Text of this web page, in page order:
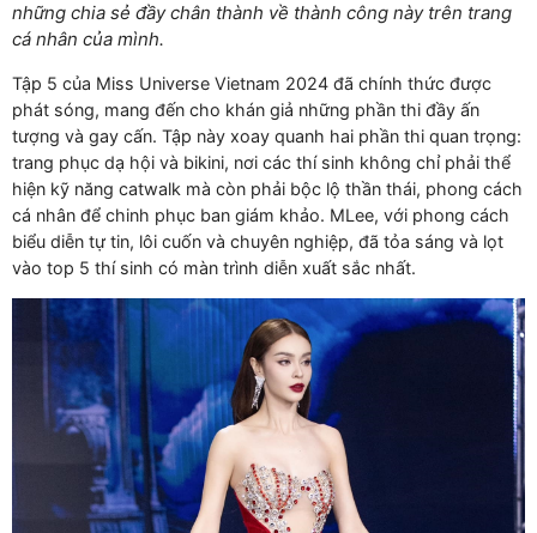
những chia sẻ đầy chân thành về thành công này trên trang
cá nhân của mình.
Tập 5 của Miss Universe Vietnam 2024 đã chính thức được
phát sóng, mang đến cho khán giả những phần thi đầy ấn
tượng và gay cấn. Tập này xoay quanh hai phần thi quan trọng:
trang phục dạ hội và bikini, nơi các thí sinh không chỉ phải thể
hiện kỹ năng catwalk mà còn phải bộc lộ thần thái, phong cách
cá nhân để chinh phục ban giám khảo. MLee, với phong cách
biểu diễn tự tin, lôi cuốn và chuyên nghiệp, đã tỏa sáng và lọt
vào top 5 thí sinh có màn trình diễn xuất sắc nhất.